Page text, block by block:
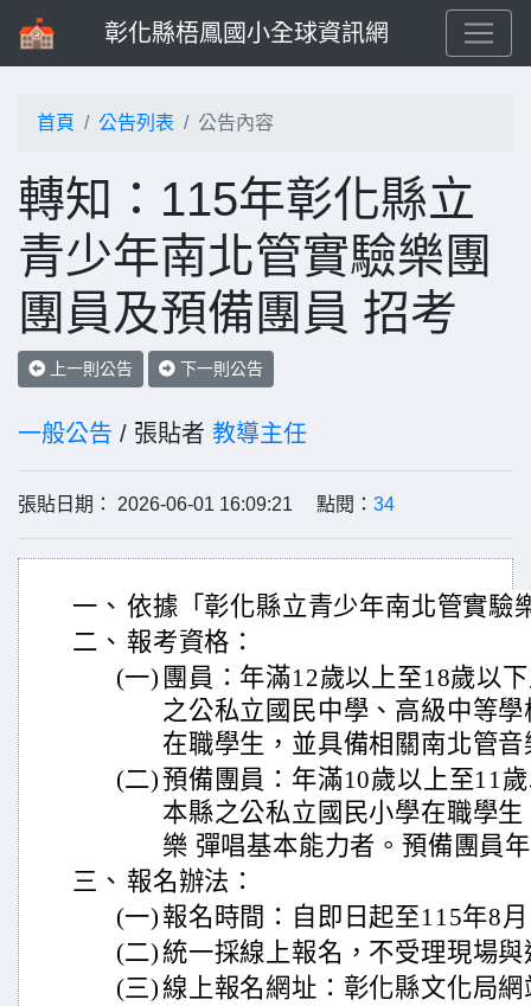
彰化縣梧鳳國小全球資訊網
首頁 公告列表 公告內容
轉知：115年彰化縣立
青少年南北管實驗樂團
團員及預備團員 招考
上一則公告 下一則公告
一般公告 / 張貼者 教導主任
張貼日期： 2026-06-01 16:09:21 點閱： 34
一、 依據「彰化縣立青少年南北管實驗
二、 報考資格：
(一) 團員：年滿12歲以上至18歲以
之公私立國民中學、高級中等
在職學生，並具備相關南北管
(二)預備團員：年滿10歲以上至11
本縣之公私立國民小學在職學
樂 彈唱基本能力者。預備團員
三、 報名辦法：
(一) 報名時間：自即日起至115年8
(二)統一採線上報名，不受理現場
(三)線上報名網址：彰化縣文化局